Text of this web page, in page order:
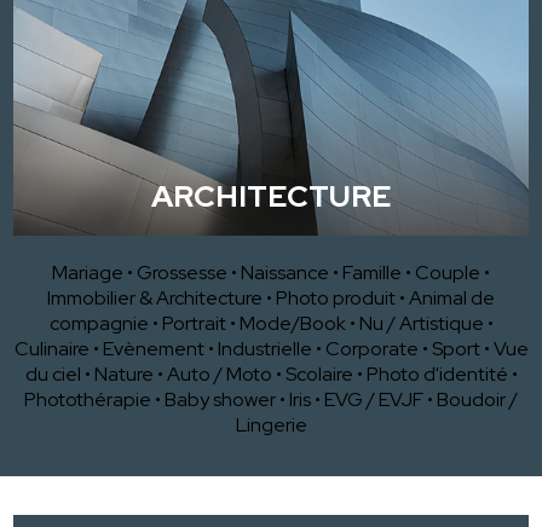
ARCHITECTURE
Mariage • Grossesse • Naissance • Famille • Couple •
Immobilier & Architecture • Photo produit•Animal de
compagnie • Portrait • Mode/Book • Nu / Artistique •
Culinaire • Evènement • Industrielle • Corporate • Sport •Vue
du ciel • Nature •Auto / Moto • Scolaire • Photo d'identité •
Photothérapie • Baby shower• Iris• EVG / EVJF• Boudoir /
Lingerie